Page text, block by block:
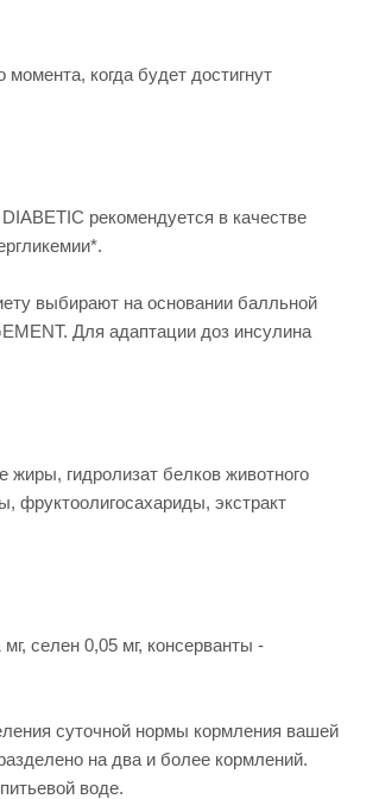
когда будет достигнут
рекомендуется в качестве
выбирают на основании балльной
Для адаптации доз инсулина
жиры, гидролизат белков животного
фруктоолигосахариды, экстракт
сeлeн 0,05 мг, консерванты -
суточной нормы кормления вашей
на два и более кормлений.
воде.